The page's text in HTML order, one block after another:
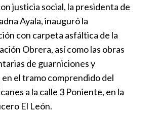
justicia social, la presidenta de
Ayala, inauguró la
con carpeta asfáltica de la
Obrera, así como las obras
de guarniciones y
el tramo comprendido del
a la calle 3 Poniente, en la
El León.